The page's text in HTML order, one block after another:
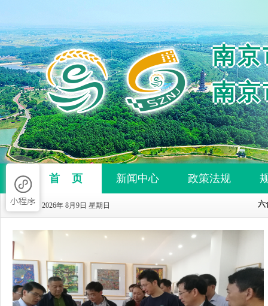
南
南
首 页 新闻中心 政策法规
今天是 2026年 8月9日 星期日